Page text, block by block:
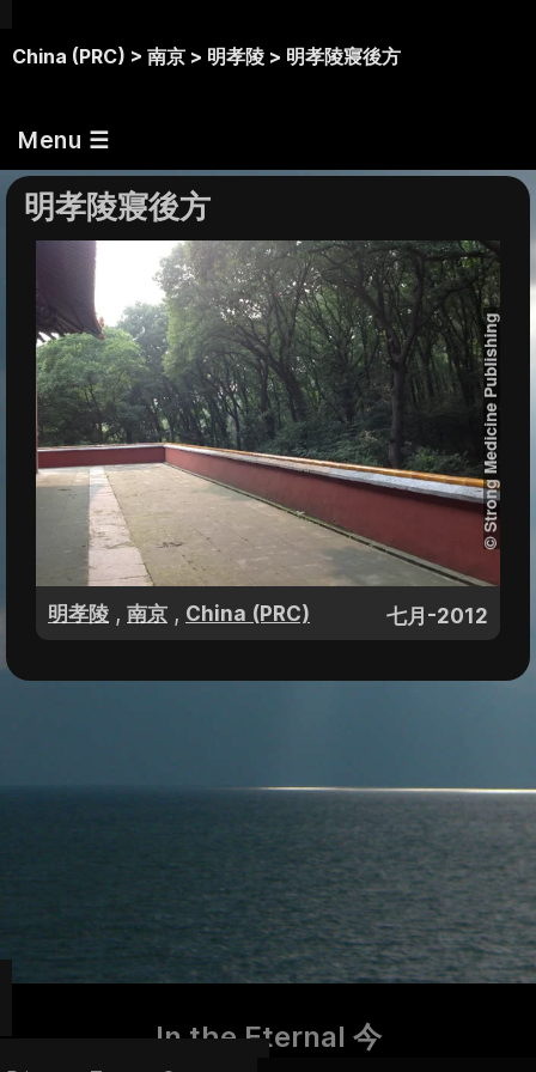
China (PRC) > 南京 > 明孝陵 > 明孝陵寢後方
Menu ☰
明孝陵寢後方
明孝陵 , 南京 , China (PRC) 七月-2012
In the Eternal 今